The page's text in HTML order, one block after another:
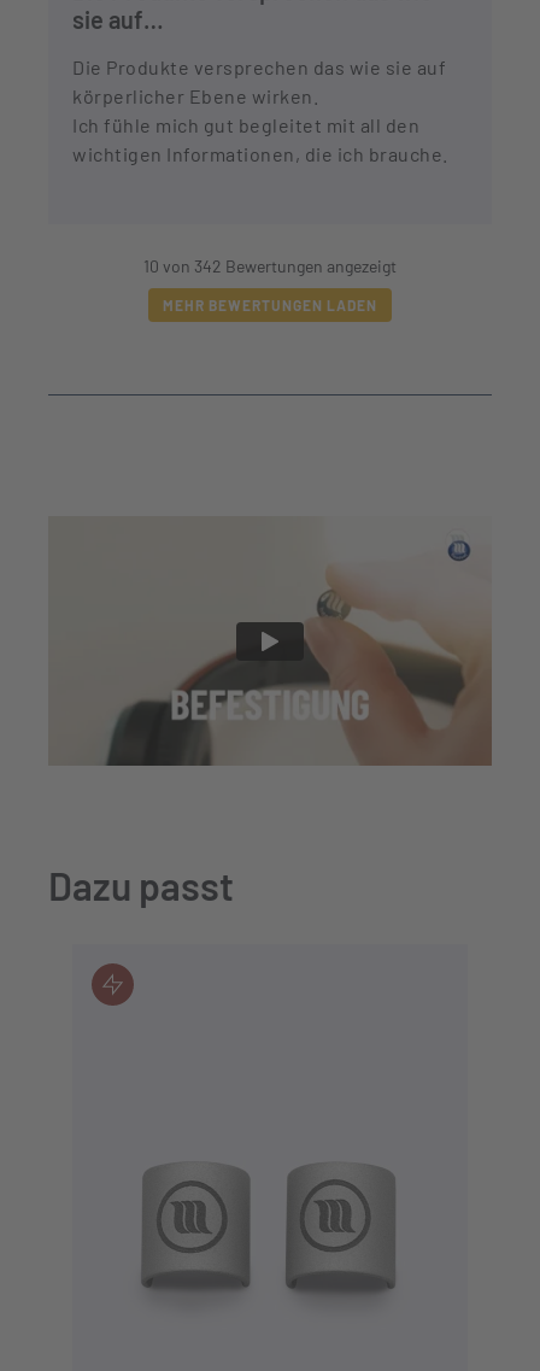
sie auf…
Die Produkte versprechen das wie sie auf
körperlicher Ebene wirken.
Ich fühle mich gut begleitet mit all den
wichtigen Informationen, die ich brauche.
10 von 342 Bewertungen angezeigt
MEHR BEWERTUNGEN LADEN
Dazu passt